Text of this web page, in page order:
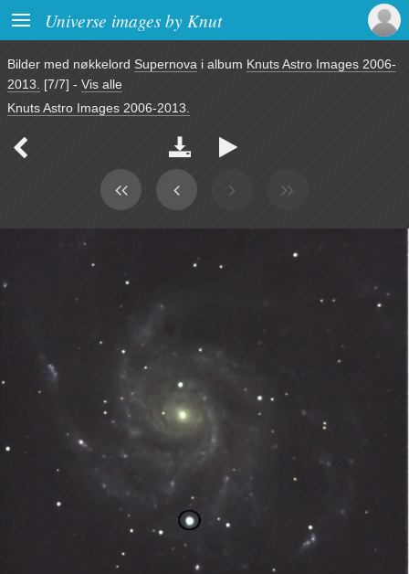
 Universe images by Knut
Bilder med nøkkelord Supernova i album Knuts Astro Images 2006-
2013.
[7/7] - Vis alle
Knuts Astro Images 2006-2013.
  